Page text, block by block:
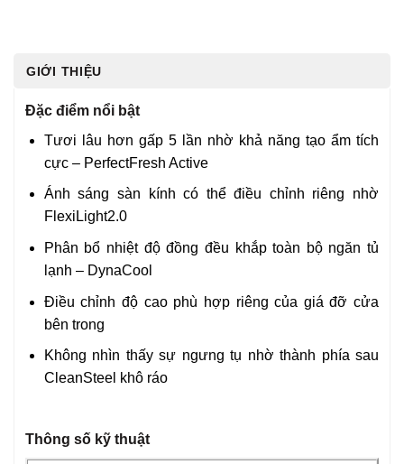
GIỚI THIỆU
Đặc điểm nổi bật
Tươi lâu hơn gấp 5 lần nhờ khả năng tạo ẩm tích
cực – PerfectFresh Active
Ánh sáng sàn kính có thể điều chỉnh riêng nhờ
FlexiLight2.0
Phân bổ nhiệt độ đồng đều khắp toàn bộ ngăn tủ
lạnh – DynaCool
Điều chỉnh độ cao phù hợp riêng của giá đỡ cửa
bên trong
Không nhìn thấy sự ngưng tụ nhờ thành phía sau
CleanSteel khô ráo
Thông số kỹ thuật